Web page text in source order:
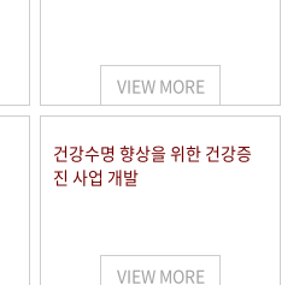
VIEW MORE
건강수명 향상을 위한 건강증
진 사업 개발
VIEW MORE